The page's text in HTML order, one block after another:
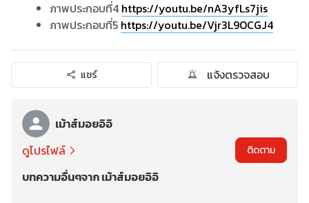
ภาพประกอบที่4 https://youtu.be/nA3yfLs7jis
ภาพประกอบที่5 https://youtu.be/Vjr3L9OCGJ4
แชร์ แจ้งตรวจสอบ
เม้าส์มอยอิอิ
ดูโปรไฟล์
ติดตาม
บทความอื่นๆจาก เม้าส์มอยอิอิ